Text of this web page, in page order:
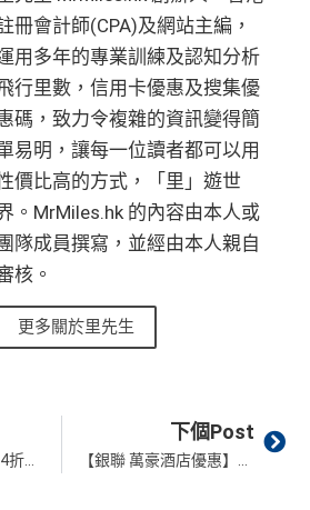
冊會計師(CPA)及網站主編，
用多年的專業訓練及認知分析
行里數，信用卡優惠及搜集優
碼，致力令複雜的資訊變得簡
易明，讓每一位讀者都可以用
價比高的方式，「里」遊世
。MrMiles.hk 的內容由本人或
團隊成員撰寫，並經由本人親自
核。
更多關於里先生
下個Post